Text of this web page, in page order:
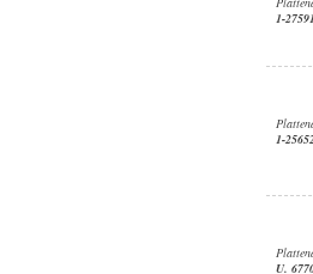
1-27591
1-
U.